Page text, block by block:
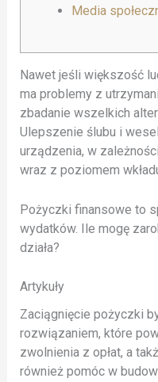
Media
Nawet jeśli większość
ma problemy z
zbadanie wszelkich
Ulepszenie ślubu i
urządzenia, w
wraz z poziomem
Pożyczki finansowe to
wydatków. Ile mogę
działa?
Artykuły
Zaciągnięcie pożyczki
rozwiązaniem, które
zwolnienia z opłat, a
również pomóc w